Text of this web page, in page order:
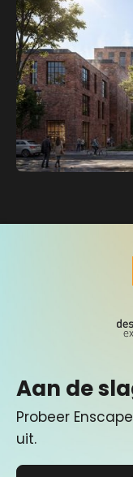
Aan de
Probeer
uit.